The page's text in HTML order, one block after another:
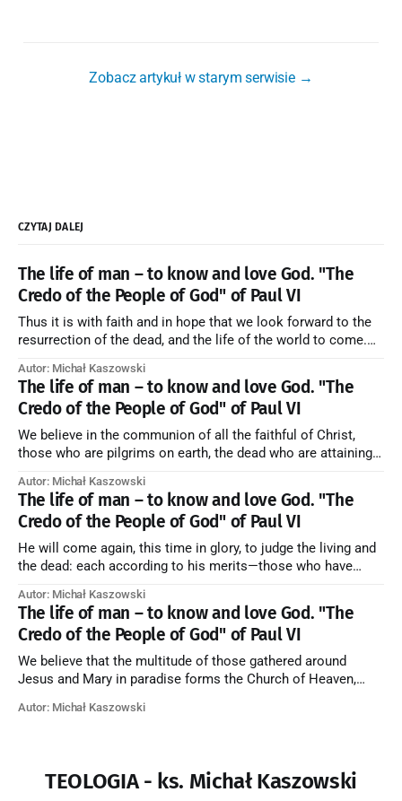
Zobacz artykuł w starym serwisie →
CZYTAJ DALEJ
The life of man – to know and love God. "The
Credo of the People of God" of Paul VI
Thus it is with faith and in hope that we look forward to the
resurrection of the dead, and the life of the world to come.
artykuł w starym serwisie →
Autor: Michał Kaszowski
The life of man – to know and love God. "The
Credo of the People of God" of Paul VI
We believe in the communion of all the faithful of Christ,
those who are pilgrims on earth, the dead who are attaining
forming one Church; and we believe that in this communion
the merciful love of God and His saints is
Autor: Michał Kaszowski
The life of man – to know and love God. "The
Credo of the People of God" of Paul VI
He will come again, this time in glory, to judge the living and
the dead: each according to his merits—those who have
those who have refused them to the end going to the fire that
is not
Autor: Michał Kaszowski
The life of man – to know and love God. "The
Credo of the People of God" of Paul VI
We believe that the multitude of those gathered around
Jesus and Mary in paradise forms the Church of Heaven,
they also, in different degrees, are associated with the holy
Autor: Michał Kaszowski
TEOLOGIA - ks. Michał Kaszowski